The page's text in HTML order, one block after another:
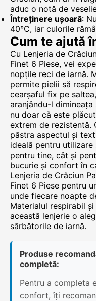
aduc o notă de
Întreținere ușoară:
40°C, iar culorile
Cum te ajută
Cu Lenjeria de
Finet 6 Piese, vei
nopțile reci de iarnă.
permite pielii să
cearșaful fix pe
aranjându-l
nu doar că este
extrem de rezistentă.
păstra aspectul și
ideală pentru
pentru tine, cât și
bucurie și confort în
Lenjeria de Crăciun
Finet 6 Piese pentru
unde fiecare noapte
Materialul respirabil
această lenjerie o
sărbătorile de iarnă.
Produse
completă:
Pentru a completa
confort, îți